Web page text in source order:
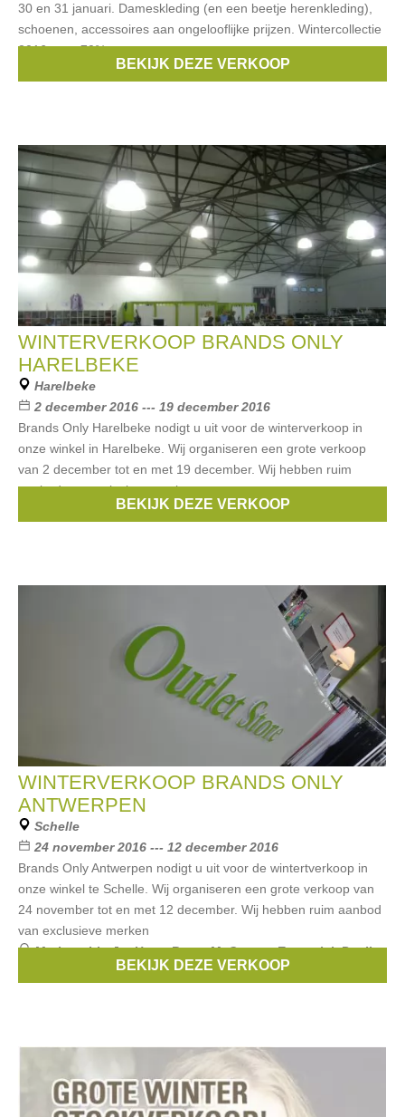
30 en 31 januari. Dameskleding (en een beetje herenkleding),
schoenen, accessoires aan ongelooflijke prijzen. Wintercollectie
2016 aan -70%
Stills,McGregor,Essentiel,Van Hassels
BEKIJK DEZE VERKOOP
WINTERVERKOOP BRANDS ONLY
HARELBEKE
Harelbeke
2 december 2016 --- 19 december 2016
Brands Only Harelbeke nodigt u uit voor de winterverkoop in
onze winkel in Harelbeke. Wij organiseren een grote verkoop
van 2 december tot en met 19 december. Wij hebben ruim
aanbod van exclusieve merken
Guess,Armani,Liu Jo,Hugo Boss
BEKIJK DEZE VERKOOP
WINTERVERKOOP BRANDS ONLY
ANTWERPEN
Schelle
24 november 2016 --- 12 december 2016
Brands Only Antwerpen nodigt u uit voor de wintertverkoop in
onze winkel te Schelle. Wij organiseren een grote verkoop van
24 november tot en met 12 december. Wij hebben ruim aanbod
van exclusieve merken
Merken:Liu Jo,Hugo Boss,McGregor,Essentiel,Pauline
BEKIJK DEZE VERKOOP